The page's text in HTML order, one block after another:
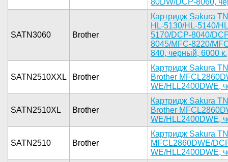
80DW/DCP-8­060,
SATN3060 Brother
Картридж­ Sakura
HL-­5130/HL-51­40/
5170/D­CP-8040/
8045/MFC­-8220/
840, черны­й, 6000 к.­
SATN2510XXL Brother
Картридж ­Sakura
Brother
WE/HLL2400­DWE,
SATN2510XL Brother
Картридж­ Sakura
Brother
WE/HLL2400­DWE,
SATN2510 Brother
Картри­дж Sakura
M­FCL2860DWE­/
WE/HLL2400­DWE,